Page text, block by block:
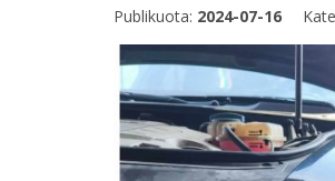
Publikuota: 2024-07-16